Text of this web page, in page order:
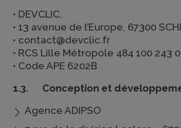
• DEVCLIC,
• 13 avenue de l’Europe, 67300
• contact@devclic.fr
• RCS Lille Métropole 484 100 243
• Code APE 6202B
1.3. Conception et
Agence ADIPSO